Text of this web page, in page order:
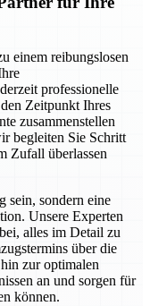
einem reibungslosen
professionelle
Zeitpunkt Ihres
zusammenstellen
begleiten Sie Schritt
Zufall überlassen
sein, sondern eine
Unsere Experten
alles im Detail zu
über die
zur optimalen
an und sorgen für
können.